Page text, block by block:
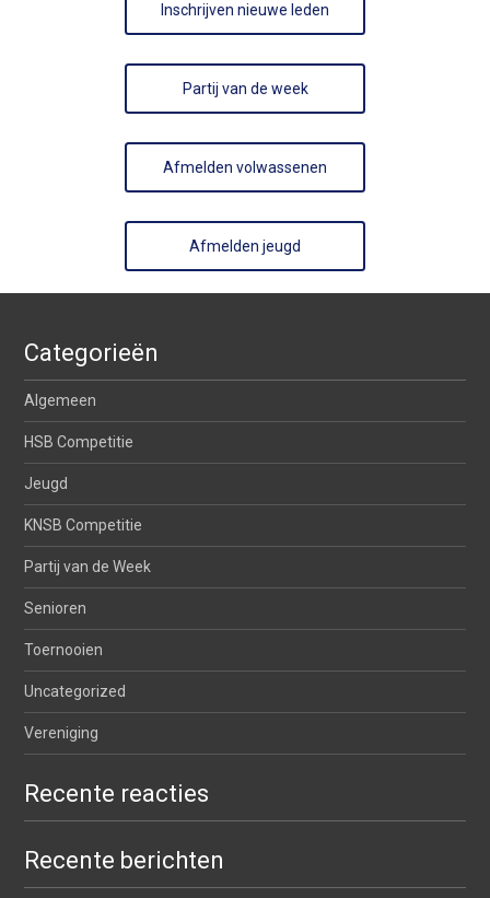
Inschrijven nieuwe leden
Partij van de week
Afmelden volwassenen
Afmelden jeugd
Categorieën
Algemeen
HSB Competitie
Jeugd
KNSB Competitie
Partij van de Week
Senioren
Toernooien
Uncategorized
Vereniging
Recente reacties
Recente berichten